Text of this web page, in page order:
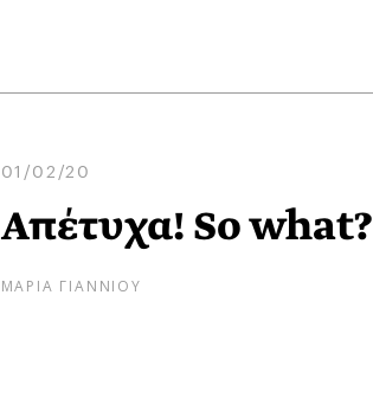
01/02/20
Απέτυχα! So what?
ΜΑΡΙΑ ΓΙΑΝΝΙΟΥ